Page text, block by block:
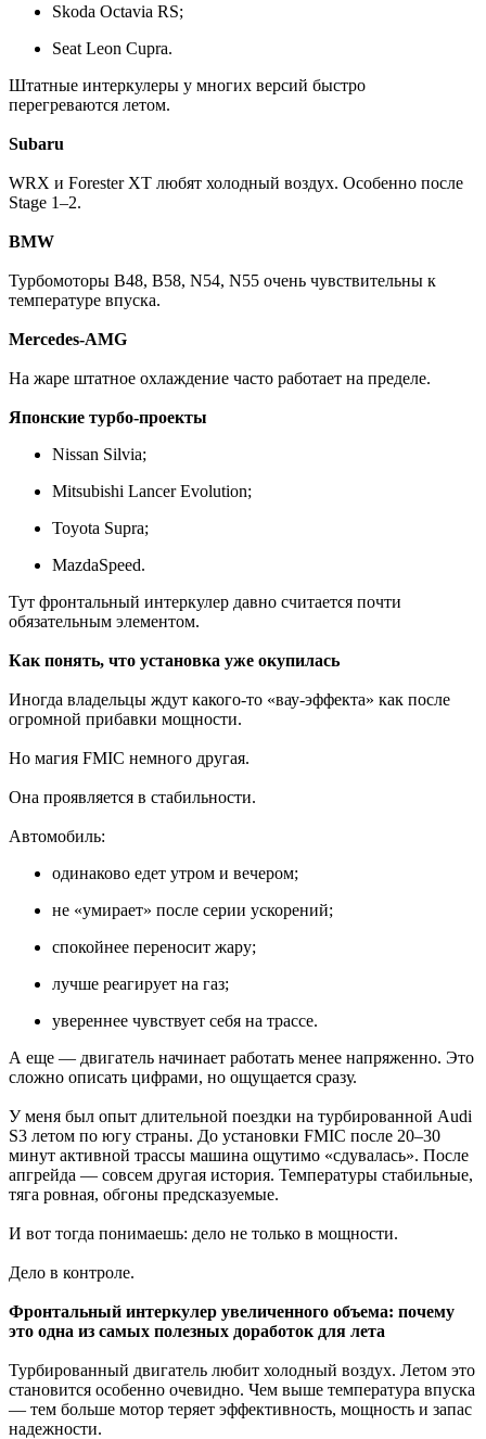
Skoda Octavia RS;
Seat Leon Cupra.
Штатные интеркулеры у многих версий быстро
перегреваются летом.
Subaru
WRX и Forester XT любят холодный воздух. Особенно после
Stage 1–2.
BMW
Турбомоторы B48, B58, N54, N55 очень чувствительны к
температуре впуска.
Mercedes-AMG
На жаре штатное охлаждение часто работает на пределе.
Японские турбо-проекты
Nissan Silvia;
Mitsubishi Lancer Evolution;
Toyota Supra;
MazdaSpeed.
Тут фронтальный интеркулер давно считается почти
обязательным элементом.
Как понять, что установка уже окупилась
Иногда владельцы ждут какого-то «вау-эффекта» как после
огромной прибавки мощности.
Но магия FMIC немного другая.
Она проявляется в стабильности.
Автомобиль:
одинаково едет утром и вечером;
не «умирает» после серии ускорений;
спокойнее переносит жару;
лучше реагирует на газ;
увереннее чувствует себя на трассе.
А еще — двигатель начинает работать менее напряженно. Это
сложно описать цифрами, но ощущается сразу.
У меня был опыт длительной поездки на турбированной Audi
S3 летом по югу страны. До установки FMIC после 20–30
минут активной трассы машина ощутимо «сдувалась». После
апгрейда — совсем другая история. Температуры стабильные,
тяга ровная, обгоны предсказуемые.
И вот тогда понимаешь: дело не только в мощности.
Дело в контроле.
Фронтальный интеркулер увеличенного объема: почему
это одна из самых полезных доработок для лета
Турбированный двигатель любит холодный воздух. Летом это
становится особенно очевидно. Чем выше температура впуска
— тем больше мотор теряет эффективность, мощность и запас
надежности.